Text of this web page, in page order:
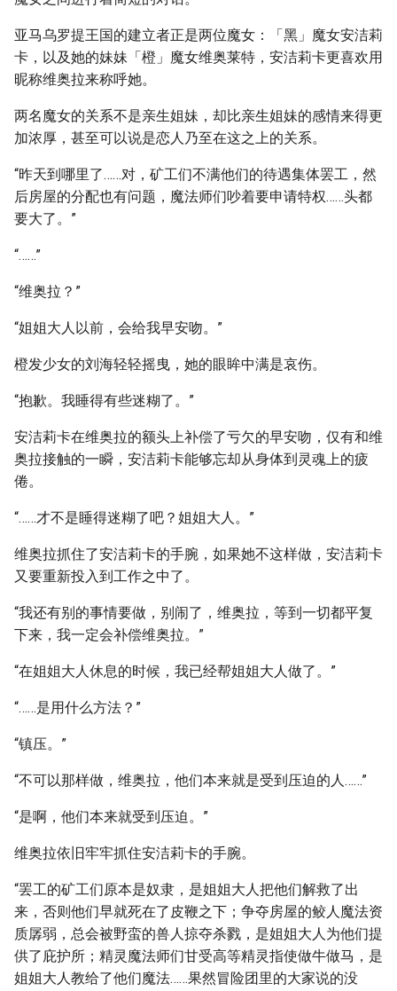
亚马乌罗提王国的建立者正是两位魔女：「黑」魔女安洁莉
卡，以及她的妹妹「橙」魔女维奥莱特，安洁莉卡更喜欢用
昵称维奥拉来称呼她。
两名魔女的关系不是亲生姐妹，却比亲生姐妹的感情来得更
加浓厚，甚至可以说是恋人乃至在这之上的关系。
“昨天到哪里了……对，矿工们不满他们的待遇集体罢工，然
后房屋的分配也有问题，魔法师们吵着要申请特权……头都
要大了。”
“……”
“维奥拉？”
“姐姐大人以前，会给我早安吻。”
橙发少女的刘海轻轻摇曳，她的眼眸中满是哀伤。
“抱歉。我睡得有些迷糊了。”
安洁莉卡在维奥拉的额头上补偿了亏欠的早安吻，仅有和维
奥拉接触的一瞬，安洁莉卡能够忘却从身体到灵魂上的疲
倦。
“……才不是睡得迷糊了吧？姐姐大人。”
维奥拉抓住了安洁莉卡的手腕，如果她不这样做，安洁莉卡
又要重新投入到工作之中了。
“我还有别的事情要做，别闹了，维奥拉，等到一切都平复
下来，我一定会补偿维奥拉。”
“在姐姐大人休息的时候，我已经帮姐姐大人做了。”
“……是用什么方法？”
“镇压。”
“不可以那样做，维奥拉，他们本来就是受到压迫的人……”
“是啊，他们本来就受到压迫。”
维奥拉依旧牢牢抓住安洁莉卡的手腕。
“罢工的矿工们原本是奴隶，是姐姐大人把他们解救了出
来，否则他们早就死在了皮鞭之下；争夺房屋的鲛人魔法资
质孱弱，总会被野蛮的兽人掠夺杀戮，是姐姐大人为他们提
供了庇护所；精灵魔法师们甘受高等精灵指使做牛做马，是
姐姐大人教给了他们魔法……果然冒险团里的大家说的没